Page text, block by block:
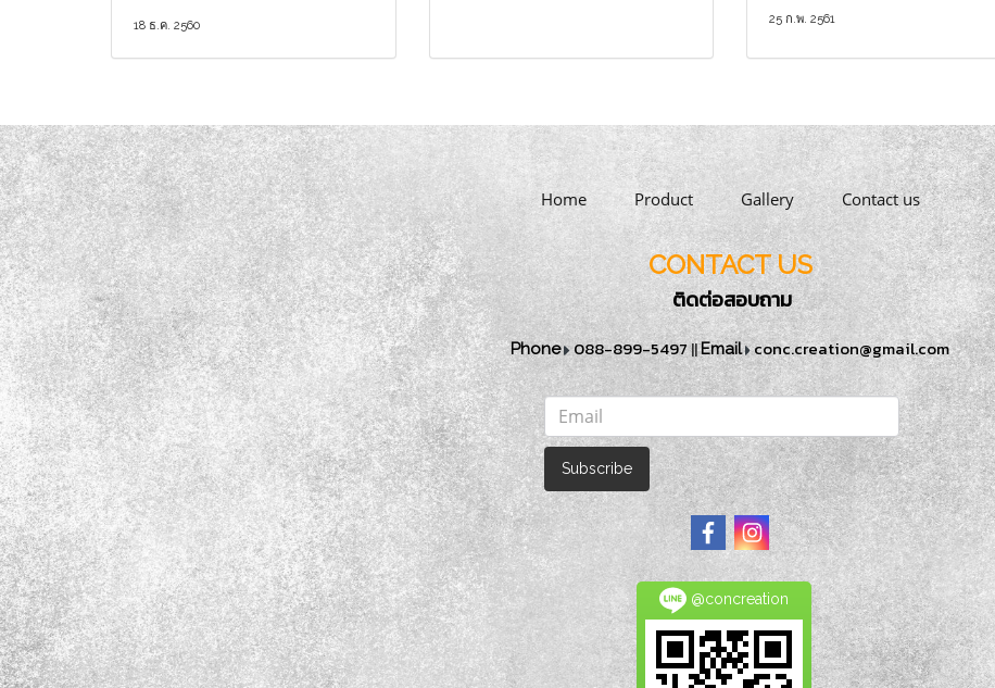
18 ธ.ค. 2560 25 ก.พ. 2561
Home Product Gallery Contact us
CONTACT US
ติดต่อสอบถาม
Phone 088-899-5497||Email conc.creation@gmail.com
Subscribe
@concreation